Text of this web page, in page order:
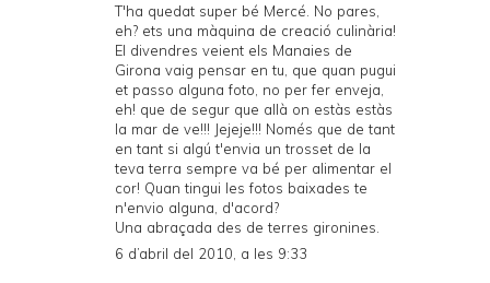
T'ha quedat super bé Mercé. No pares,
eh? ets una màquina de creació culinària!
El divendres veient els Manaies de
Girona vaig pensar en tu, que quan pugui
et passo alguna foto, no per fer enveja,
eh! que de segur que allà on estàs estàs
la mar de ve!!! Jejeje!!! Només que de tant
en tant si algú t'envia un trosset de la
teva terra sempre va bé per alimentar el
cor! Quan tingui les fotos baixades te
n'envio alguna, d'acord?
Una abraçada des de terres gironines.
6 d’abril del 2010, a les 9:33